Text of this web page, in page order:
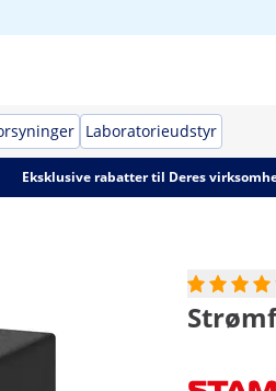
Laboratorieudstyr
Eksklusive rabatter til Deres